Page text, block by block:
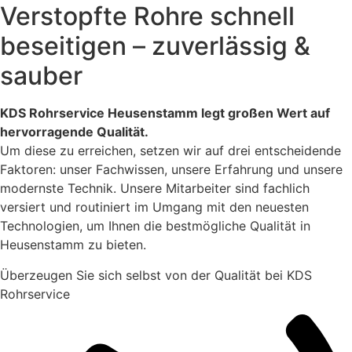
Verstopfte Rohre schnell
beseitigen – zuverlässig &
sauber
KDS Rohrservice Heusenstamm legt großen Wert auf
hervorragende Qualität.
Um diese zu erreichen, setzen wir auf drei entscheidende
Faktoren: unser Fachwissen, unsere Erfahrung und unsere
modernste Technik. Unsere Mitarbeiter sind fachlich
versiert und routiniert im Umgang mit den neuesten
Technologien, um Ihnen die bestmögliche Qualität in
Heusenstamm zu bieten.
Überzeugen Sie sich selbst von der Qualität bei KDS
Rohrservice